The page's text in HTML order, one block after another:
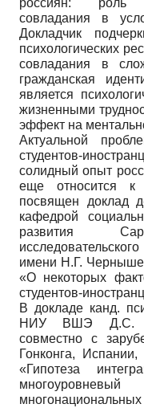
россиян: роль
совладания в
Докладчик
психологических
совладания в
гражданская
является
жизненными
эффект на
Актуальной
студентов-
солидный опыт
еще относится
посвящен доклад
кафедрой
развития
имени Н.Г.
«О некоторых
студентов-
В докладе канд.
НИУ ВШЭ Д.С.
совместно с
Гонконга,
«Гипотеза